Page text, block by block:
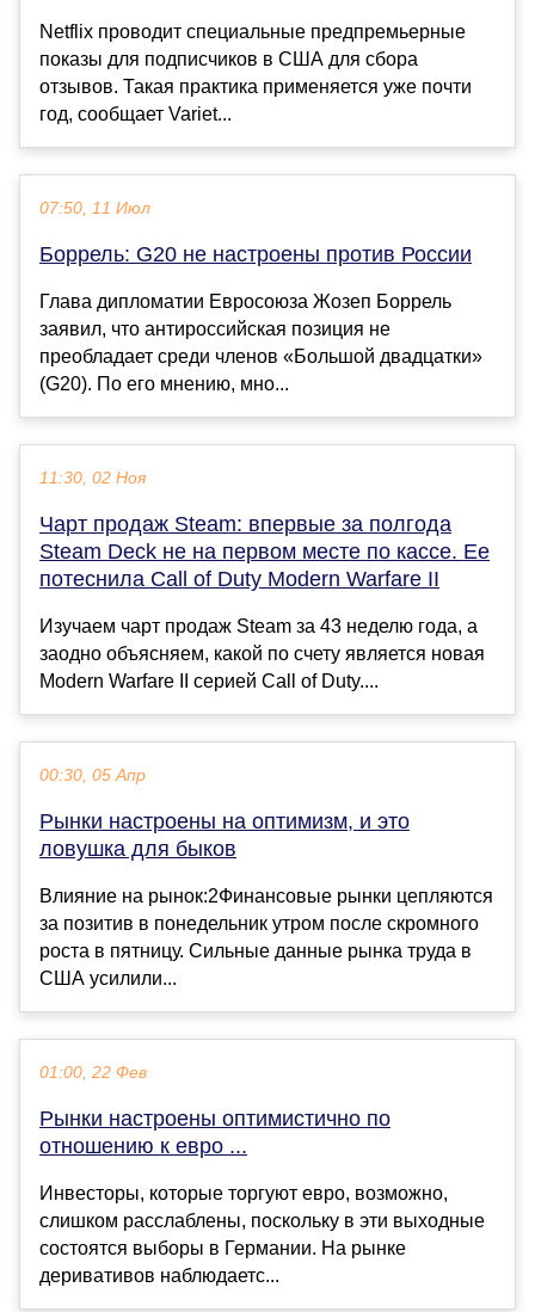
Netflix проводит специальные предпремьерные
показы для подписчиков в США для сбора
отзывов. Такая практика применяется уже почти
год, сообщает Variet...
07:50, 11 Июл
Боррель: G20 не настроены против России
Глава дипломатии Евросоюза Жозеп Боррель
заявил, что антироссийская позиция не
преобладает среди членов «Большой двадцатки»
(G20). По его мнению, мно...
11:30, 02 Ноя
Чарт продаж Steam: впервые за полгода
Steam Deck не на первом месте по кассе. Ее
потеснила Call of Duty Modern Warfare II
Изучаем чарт продаж Steam за 43 неделю года, а
заодно объясняем, какой по счету является новая
Modern Warfare II серией Call of Duty....
00:30, 05 Апр
Рынки настроены на оптимизм, и это
ловушка для быков
Влияние на рынок:2Финансовые рынки цепляются
за позитив в понедельник утром после скромного
роста в пятницу. Сильные данные рынка труда в
США усилили...
01:00, 22 Фев
Рынки настроены оптимистично по
отношению к евро ...
Инвесторы, которые торгуют евро, возможно,
слишком расслаблены, поскольку в эти выходные
состоятся выборы в Германии. На рынке
деривативов наблюдаетс...